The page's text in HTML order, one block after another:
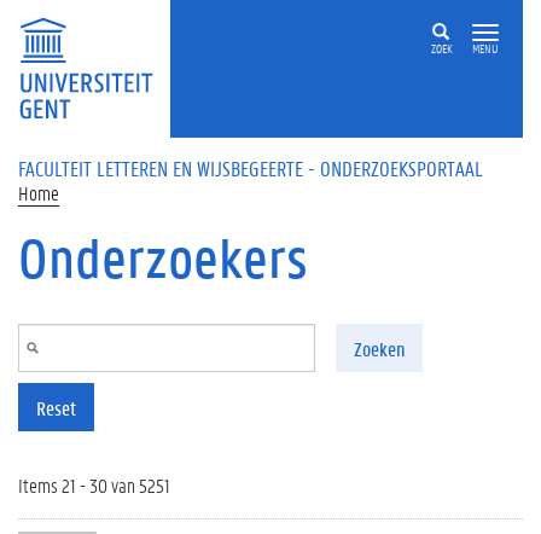
Overslaan en naar de inhoud gaan
ZOEK MENU
FACULTEIT LETTEREN EN WIJSBEGEERTE - ONDERZOEKSPORTAAL
Home
Onderzoekers
Zoeken
Reset
Items 21 - 30 van 5251